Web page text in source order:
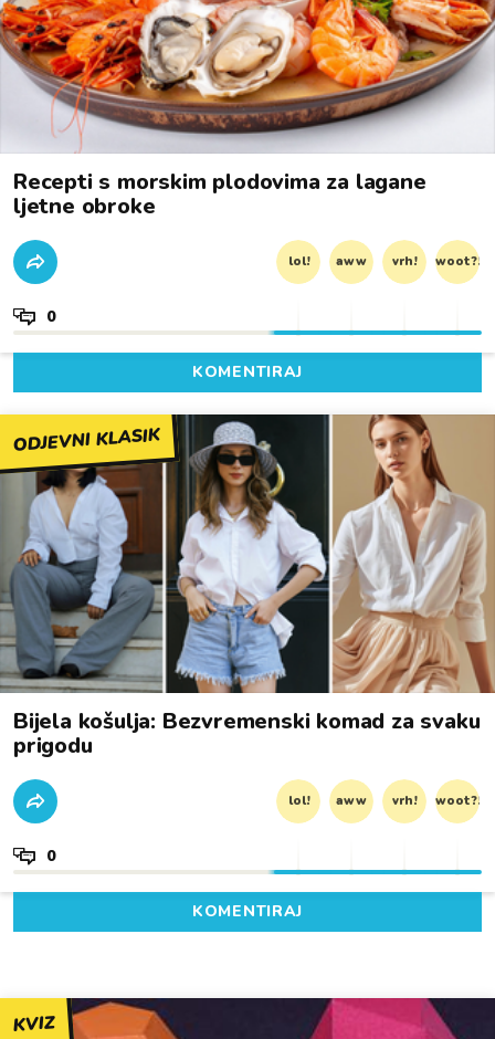
Recepti s morskim plodovima za lagane
ljetne obroke
lol! aww vrh! woot?!
0
KOMENTIRAJ
ODJEVNI KLASIK
Bijela košulja: Bezvremenski komad za svaku
prigodu
lol! aww vrh! woot?!
0
KOMENTIRAJ
KVIZ